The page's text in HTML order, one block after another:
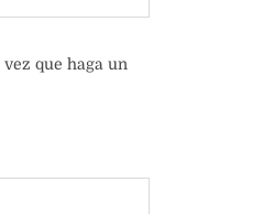
que haga un